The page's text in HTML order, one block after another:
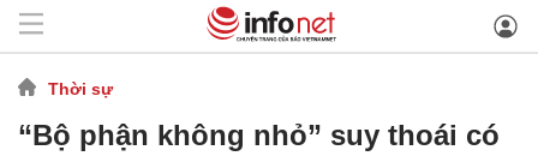
Thời sự
“Bộ phận không nhỏ” suy thoái có